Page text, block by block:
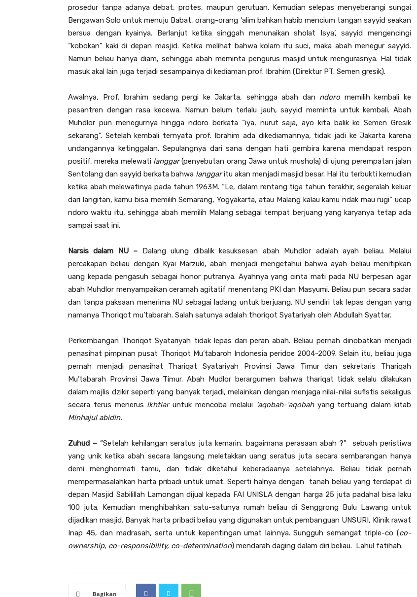
prosedur tanpa adanya debat, protes, maupun gerutuan. Kemudian selepas menyeberangi sungai
Bengawan Solo untuk menuju Babat, orang-orang ‘alim bahkan habib mencium tangan sayyid seakan
bersua dengan kyainya. Berlanjut ketika singgah menunaikan sholat Isya’, sayyid mengencingi
“kobokan” kaki di depan masjid. Ketika melihat bahwa kolam itu suci, maka abah menegur sayyid.
Namun beliau hanya diam, sehingga abah meminta pengurus masjid untuk mengurasnya. Hal tidak
masuk akal lain juga terjadi sesampainya di kediaman prof. Ibrahim (Direktur PT. Semen gresik).
Awalnya, Prof. Ibrahim sedang pergi ke Jakarta, sehingga abah dan ndoro memilih kembali ke
pesantren dengan rasa kecewa. Namun belum terlalu jauh, sayyid meminta untuk kembali. Abah
Muhdlor pun menegurnya hingga ndoro berkata “iya, nurut saja, ayo kita balik ke Semen Gresik
sekarang”. Setelah kembali ternyata prof. Ibrahim ada dikediamannya, tidak jadi ke Jakarta karena
undangannya ketinggalan. Sepulangnya dari sana dengan hati gembira karena mendapat respon
positif, mereka melewati langgar(penyebutan orang Jawa untuk mushola) di ujung perempatan jalan
Sentolang dan sayyid berkata bahwa langgaritu akan menjadi masjid besar. Hal itu terbukti kemudian
ketika abah melewatinya pada tahun 1963M. “Le, dalam rentang tiga tahun terakhir, segeralah keluar
dari langitan, kamu bisa memilih Semarang, Yogyakarta, atau Malang kalau kamu ndak mau rugi” ucap
ndoro waktu itu, sehingga abah memilih Malang sebagai tempat berjuang yang karyanya tetap ada
sampai saat ini.
Narsis dalam NU – Dalang ulung dibalik kesuksesan abah Muhdlor adalah ayah beliau. Melalui
percakapan beliau dengan Kyai Marzuki, abah menjadi mengetahui bahwa ayah beliau menitipkan
uang kepada pengasuh sebagai honor putranya. Ayahnya yang cinta mati pada NU berpesan agar
abah Muhdlor menyampaikan ceramah agitatif menentang PKI dan Masyumi. Beliau pun secara sadar
dan tanpa paksaan menerima NU sebagai ladang untuk berjuang. NU sendiri tak lepas dengan yang
namanya Thoriqot mu’tabarah. Salah satunya adalah thoriqot Syatariyah oleh Abdullah Syattar.
Perkembangan Thoriqot Syatariyah tidak lepas dari peran abah. Beliau pernah dinobatkan menjadi
penasihat pimpinan pusat Thoriqot Mu’tabaroh Indonesia peridoe 2004-2009. Selain itu, beliau juga
pernah menjadi penasihat Thariqat Syatariyah Provinsi Jawa Timur dan sekretaris Thariqah
Mu’tabarah Provinsi Jawa Timur. Abah Mudlor berargumen bahwa thariqat tidak selalu dilakukan
dalam majlis dzikir seperti yang banyak terjadi, melainkan dengan menjaga nilai-nilai sufistis sekaligus
secara terus menerus ikhtiaruntuk mencoba melalui ‘aqobah-‘aqobahyang tertuang dalam kitab
Minhajul abidin.
Zuhud – “Setelah kehilangan seratus juta kemarin, bagaimana perasaan abah ?” sebuah peristiwa
yang unik ketika abah secara langsung meletakkan uang seratus juta secara sembarangan hanya
demi menghormati tamu, dan tidak diketahui keberadaanya setelahnya. Beliau tidak pernah
mempermasalahkan harta pribadi untuk umat. Seperti halnya dengan tanah beliau yang terdapat di
depan Masjid Sabilillah Lamongan dijual kepada FAI UNISLA dengan harga 25 juta padahal bisa laku
100 juta. Kemudian menghibahkan satu-satunya rumah beliau di Senggrong Bulu Lawang untuk
dijadikan masjid. Banyak harta pribadi beliau yang digunakan untuk pembanguan UNSURI, Klinik rawat
Inap 45, dan madrasah, serta untuk kepentingan umat lainnya. Sungguh semangat triple-co (co-
ownership, co-responsibility, co-determination) mendarah daging dalam diri beliau. Lahul fatihah.
Bagikan